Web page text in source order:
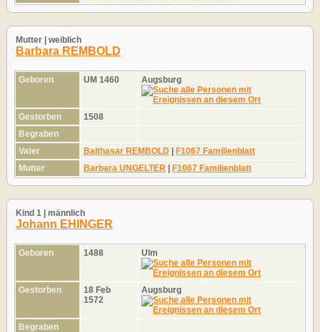
Mutter | weiblich
Barbara REMBOLD
Geboren UM 1460 Augsburg
Gestorben
1508
Begraben
Vater
Balthasar REMBOLD | F1067 Familienblatt
Mutter
Barbara UNGELTER | F1067 Familienblatt
Kind 1 | männlich
Johann EHINGER
Geboren 1488 Ulm
Gestorben
18 Feb
1572
Augsburg
Begraben